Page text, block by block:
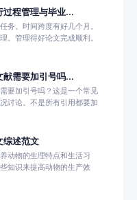
过程管理与毕业...
务。时间跨度有好几个月。
。管理得好论文完成顺利。
献需要加引号吗...
要加引号吗？这是一个常见
讨论。不是所有引用都要加
综述范文
动物的生理特点和生活习
知识来提高动物的生产效